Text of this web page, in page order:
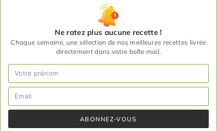
Ne ratez plus aucune recette !
Chaque semaine, une sélection de nos meilleures recettes livrée
directement dans votre boîte mail.
ABONNEZ-VOUS